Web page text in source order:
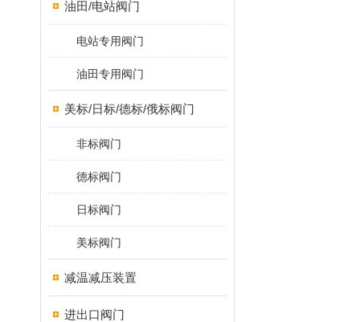
油田/电站阀门
电站专用阀门
油田专用阀门
美标/日标/德标/俄标阀门
非标阀门
德标阀门
日标阀门
美标阀门
减温减压装置
进出口阀门